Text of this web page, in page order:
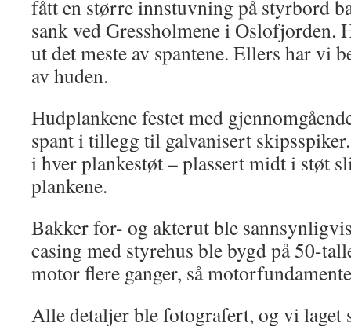
fått en større innstuvning på styrbord
sank ved Gressholmene i Oslofjorden.
ut det meste av spantene. Ellers har vi
av huden.
Hudplankene festet med
spant i tillegg til galvanisert
i hver plankestøt – plassert midt i støt
plankene.
Bakker for- og akterut ble
casing med styrehus ble bygd på 50-
motor flere ganger, så
Alle detaljer ble fotografert, og vi laget